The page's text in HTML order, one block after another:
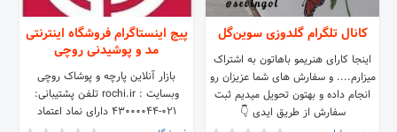
کانال تلگرام گلدوزی سوین‌گل
اینجا کارای هنریمو باهاتون به اشتراک
میزارم.... و سفارش های شما عزیزان رو
انجام داده و بهتون تحویل میدیم ثبت
سفارش از طریق ایدی 👇
پیج اینستاگرام فروشگاه اینترنتی
مد و پوشیدنی روچی
بازار آنلاین پارچه و پوشاک روچی
وبسایت : rochi.ir تلفن پشتیبانی:
۰۲۱-۴۳۰۰۰۰۴۴ دارای نماد اعتماد